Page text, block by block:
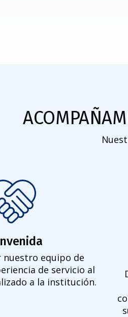
nuestro equipo de
de servicio al
a la institución.